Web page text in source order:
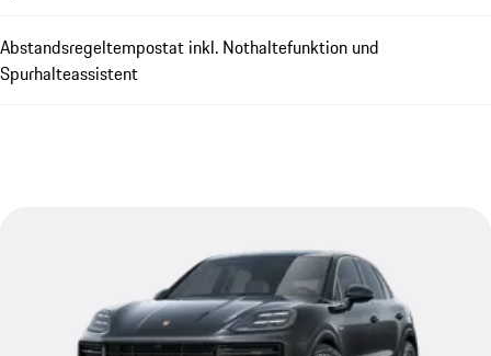
Abstandsregeltempostat inkl. Nothaltefunktion und
Spurhalteassistent